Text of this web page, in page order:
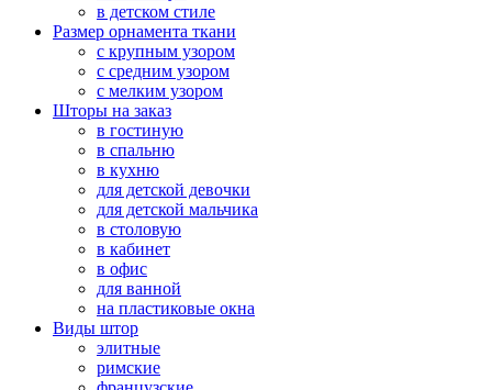
в детском стиле
Размер орнамента ткани
с крупным узором
с средним узором
с мелким узором
Шторы на заказ
в гостиную
в спальню
в кухню
для детской девочки
для детской мальчика
в столовую
в кабинет
в офис
для ванной
на пластиковые окна
Виды штор
элитные
римские